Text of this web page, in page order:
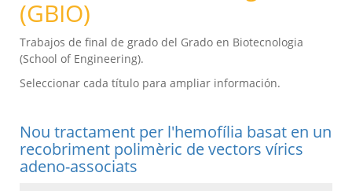
(GBIO)
Trabajos de final de grado del Grado en Biotecnologia
(School of Engineering).
Seleccionar cada título para ampliar información.
Nou tractament per l'hemofília basat en un
recobriment polimèric de vectors vírics
adeno-associats